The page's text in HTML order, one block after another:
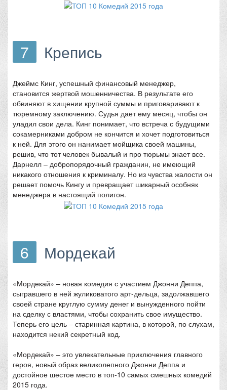
7 Крепись
Джеймс Кинг, успешный финансовый менеджер,
становится жертвой мошенничества. В результате его
обвиняют в хищении крупной суммы и приговаривают к
тюремному заключению. Судья дает ему месяц, чтобы он
уладил свои дела. Кинг понимает, что встреча с будущими
сокамерниками добром не кончится и хочет подготовиться
к ней. Для этого он нанимает мойщика своей машины,
решив, что тот человек бывалый и про тюрьмы знает все.
Дарнелл – добропорядочный гражданин, не имеющий
никакого отношения к криминалу. Но из чувства жалости он
решает помочь Кингу и превращает шикарный особняк
менеджера в настоящий полигон.
6 Мордекай
«Мордекай» – новая комедия с участием Джонни Деппа,
сыгравшего в ней жуликоватого арт-дельца, задолжавшего
своей стране круглую сумму денег и вынужденного пойти
на сделку с властями, чтобы сохранить свое имущество.
Теперь его цель – старинная картина, в которой, по слухам,
находится некий секретный код.
«Мордекай» – это увлекательные приключения главного
героя, новый образ великолепного Джонни Деппа и
достойное шестое место в топ-10 самых смешных комедий
2015 года.